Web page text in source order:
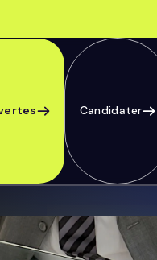
Candidater